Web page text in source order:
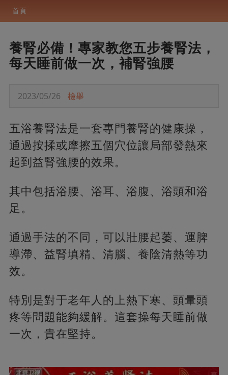
首頁
養腎必備！專家教您五步養腎法，
每天睡前做一次，補腎強腰
2023/05/26 檢舉
五浴養腎法是一套專門養腎的健康操，
通過按揉或摩擦五個穴位讓局部發熱來
起到益腎強腰的效果。
其中包括浴腰、浴耳、浴腹、浴頭和浴
足。
通過手法的不同，可以壯腰起萎、運脾
導滯、益腎填精、清腦、養陰清熱等功
效。
特別是對于老年人的上熱下寒、頭暈頭
疼等問題能夠緩解。這套操每天睡前做
一次，貴在堅持。